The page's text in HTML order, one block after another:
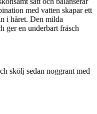
med vatten skapar ett
i håret. Den milda
ger en underbart fräsch
skölj sedan noggrant med